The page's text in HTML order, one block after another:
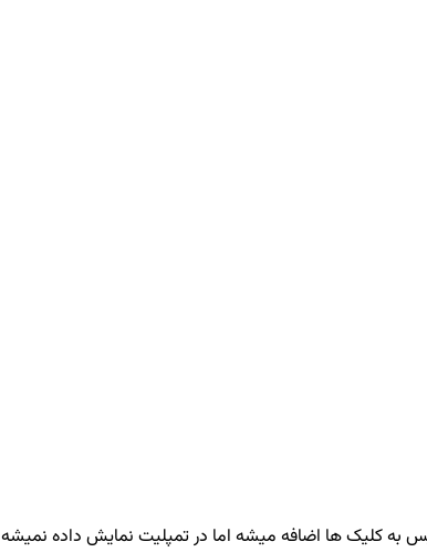
میکنم در دیتابیس به کلیک ها اضافه میشه اما در تمپلیت نمایش